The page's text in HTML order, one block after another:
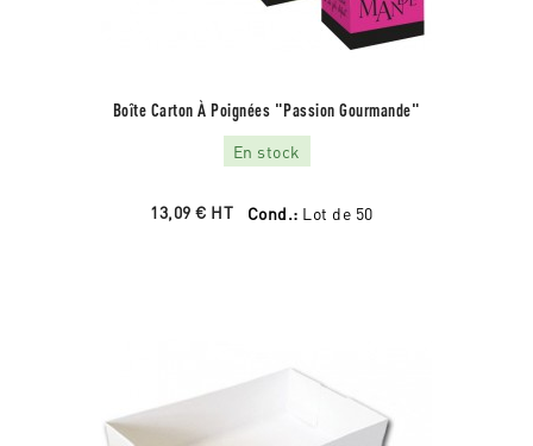
Boîte Carton À Poignées "Passion Gourmande"
En stock
13,09 € HT Cond.: Lot de 50